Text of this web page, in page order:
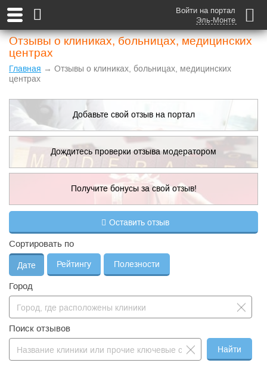
Войти на портал
Эль-Монте
Отзывы о клиниках, больницах, медицинских
центрах
Главная → Отзывы о клиниках, больницах, медицинских
центрах
Добавьте свой отзыв на портал
Дождитесь проверки отзыва модератором
Правила публикации
Получите бонусы за свой отзыв!
Что такое бонус?
Оставить отзыв
Сортировать по
Дате Рейтингу Полезности
Город
Поиск отзывов
Найти